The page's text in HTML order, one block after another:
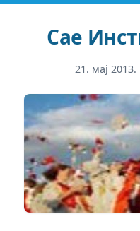
Сае
21. мај 2013.